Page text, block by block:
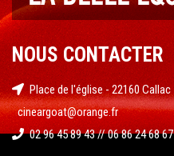
NOUS CONTACTER
Place de l'église - 22160 Callac
cineargoat@orange.fr
02 96 45 89 43 // 06 86 24 68 67